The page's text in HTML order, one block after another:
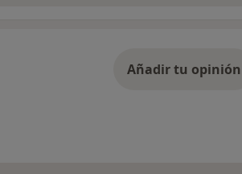
Añadir tu opinión